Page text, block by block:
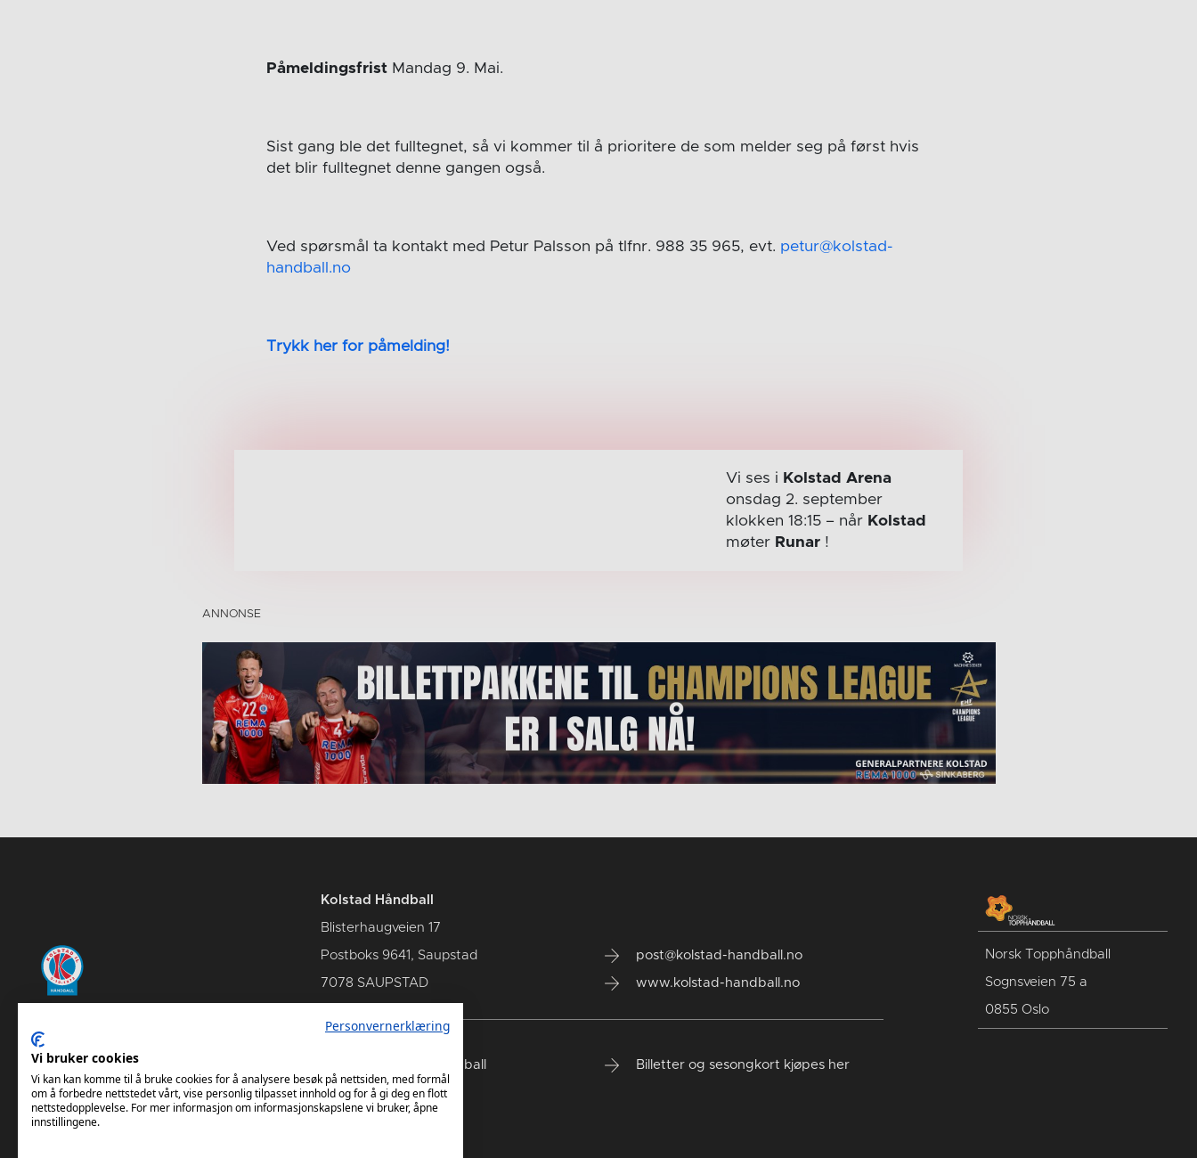
Påmeldingsfrist Mandag 9. Mai.
Sist gang ble det fulltegnet, så vi kommer til å prioritere de som melder seg på først hvis
det blir fulltegnet denne gangen også.
Ved spørsmål ta kontakt med Petur Palsson på tlfnr. 988 35 965, evt. petur@kolstad-
handball.no
Trykk her for påmelding!
Vi ses i Kolstad Arena
onsdag 2. september
klokken 18:15 – når Kolstad
møter Runar !
Kolstad Håndball
Blisterhaugveien 17
Postboks 9641, Saupstad
7078 SAUPSTAD
post@kolstad-handball.no
www.kolstad-handball.no
Kontakt oss Om Kolstad Håndball Billetter og sesongkort kjøpes her
Norsk Topphåndball
Sognsveien 75 a
0855 Oslo
Personvernerklæring
Vi bruker cookies
Vi kan kan komme til å bruke cookies for å analysere besøk på nettsiden, med formål
om å forbedre nettstedet vårt, vise personlig tilpasset innhold og for å gi deg en flott
nettstedopplevelse. For mer informasjon om informasjonskapslene vi bruker, åpne
innstillingene.